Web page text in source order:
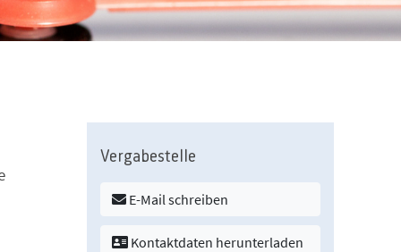
Vergabestelle
E-Mail schreiben
Kontaktdaten herunterladen